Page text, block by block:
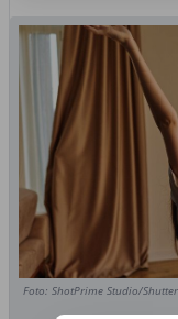
Foto: ShotPrime Studio/